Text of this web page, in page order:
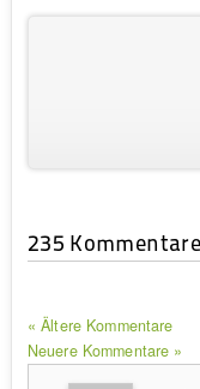
235 Kommentare
« Ältere Kommentare
Neuere Kommentare »